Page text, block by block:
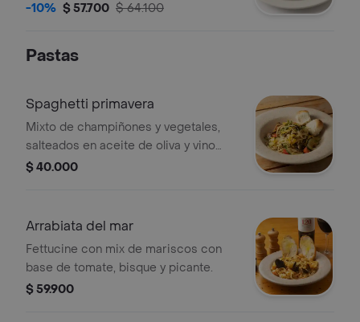
-10% $ 57.700 $ 64.100
Pastas
Spaghetti primavera
Mixto de champiñones y vegetales,
salteados en aceite de oliva y vino
blanco.
$ 40.000
Arrabiata del mar
Fettucine con mix de mariscos con
base de tomate, bisque y picante.
$ 59.900